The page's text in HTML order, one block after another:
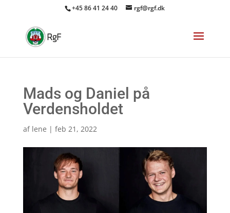
+45 86 41 24 40 rgf@rgf.dk
Mads og Daniel på
Verdensholdet
af lene | feb 21, 2022